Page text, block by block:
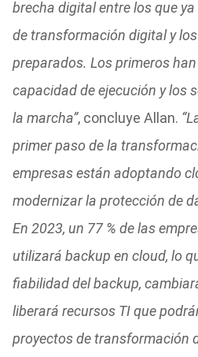
brecha digital entre los que
de transformación digital y
preparados. Los primeros
capacidad de ejecución y los
la marcha”, concluye Allan.
primer paso de la
empresas están adoptando
modernizar la protección de
En 2023, un 77 % de las
utilizará backup en cloud, lo
fiabilidad del backup,
liberará recursos TI que
proyectos de transformación